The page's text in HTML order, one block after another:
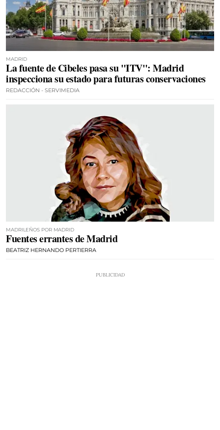
MADRID
La fuente de Cibeles pasa su "ITV": Madrid
inspecciona su estado para futuras conservaciones
REDACCIÓN - SERVIMEDIA
MADRILEÑOS POR MADRID
Fuentes errantes de Madrid
BEATRIZ HERNANDO PERTIERRA